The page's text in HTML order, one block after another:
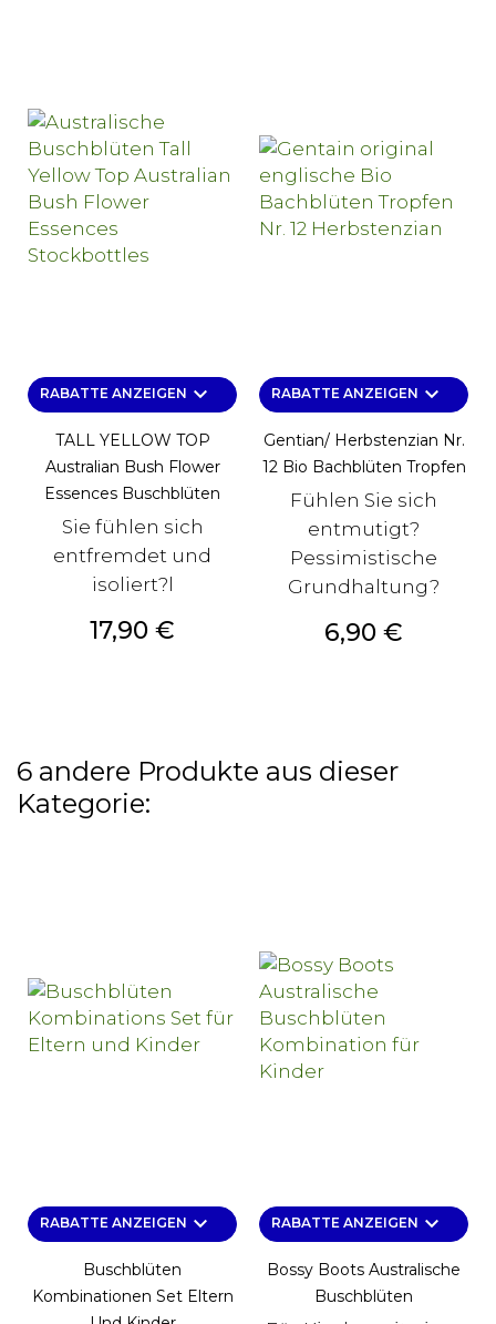
RABATTE ANZEIGEN keyboard_arrow_down
TALL YELLOW TOP
Australian Bush Flower
Essences Buschblüten
Sie fühlen sich
entfremdet und
isoliert?l
Preis
17,90 €
RABATTE ANZEIGEN keyboard_arrow_down
Gentian/ Herbstenzian Nr.
12 Bio Bachblüten Tropfen
Fühlen Sie sich
entmutigt?
Pessimistische
Grundhaltung?
Preis
6,90 €
6 andere Produkte aus dieser
Kategorie:
RABATTE ANZEIGEN keyboard_arrow_down
Buschblüten
Kombinationen Set Eltern
RABATTE ANZEIGEN keyboard_arrow_down
Bossy Boots Australische
Buschblüten